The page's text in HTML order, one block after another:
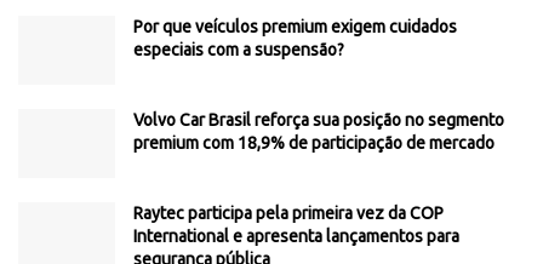
Por que veículos premium exigem cuidados
especiais com a suspensão?
Volvo Car Brasil reforça sua posição no segmento
premium com 18,9% de participação de mercado
Raytec participa pela primeira vez da COP
International e apresenta lançamentos para
segurança pública